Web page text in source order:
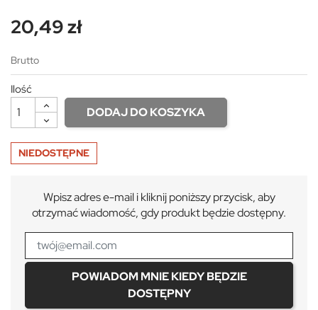
20,49 zł
Brutto
Ilość
DODAJ DO KOSZYKA
NIEDOSTĘPNE
Wpisz adres e-mail i kliknij poniższy przycisk, aby
otrzymać wiadomość, gdy produkt będzie dostępny.
POWIADOM MNIE KIEDY BĘDZIE
DOSTĘPNY